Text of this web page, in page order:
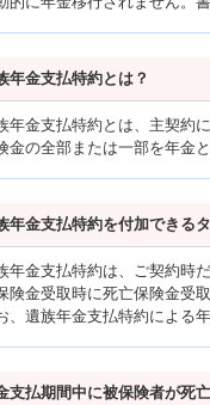
年金支払特約とは？
年金支払特約とは、主契約
金の全部または一部を年金
年金支払特約を付加できる
年金支払特約は、ご契約時
険金受取時に死亡保険金受
、遺族年金支払特約による
支払期間中に被保険者が死